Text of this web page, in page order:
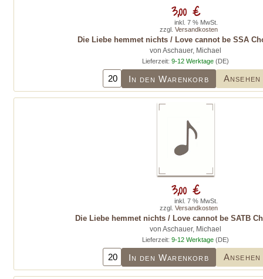
Die Liebe hemmet nichts / Love cannot be SSA
von Aschauer, Michael
Lieferzeit: 9-12 Werktage (DE)
In den Warenkorb Ansehen
3,00 €
inkl. 7 % MwSt.
zzgl. Versandkosten
Die Liebe hemmet nichts / Love cannot be SATB
von Aschauer, Michael
Lieferzeit: 9-12 Werktage (DE)
In den Warenkorb Ansehen
3,00 €
inkl. 7 % MwSt.
zzgl. Versandkosten